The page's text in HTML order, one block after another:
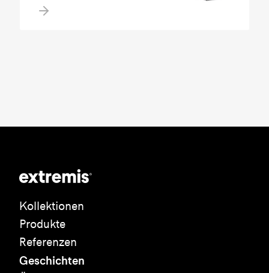
Kollektionen
Produkte
Referenzen
Geschichten